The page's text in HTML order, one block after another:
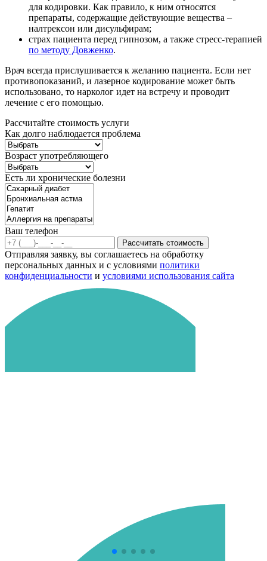
для кодировки. Как правило, к ним относятся
препараты, содержащие действующие вещества –
налтрексон или дисульфирам;
страх пациента перед гипнозом, а также стресс-терапией
по методу Довженко.
Врач всегда прислушивается к желанию пациента. Если нет
противопоказаний, и лазерное кодирование может быть
использовано, то нарколог идет на встречу и проводит
лечение с его помощью.
Рассчитайте стоимость услуги
Как долго наблюдается проблема
Возраст употребляющего
Есть ли хронические болезни
Ваш телефон
Рассчитать стоимость
Отправляя заявку, вы соглашаетесь на обработку
персональных данных и с условиями политики
конфиденциальности и условиями использования сайта